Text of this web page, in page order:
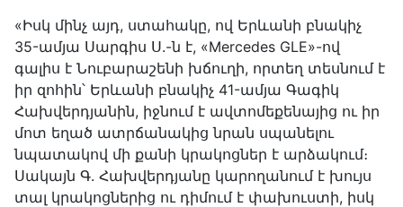
«Իսկ մինչ այդ, ստահակը, ով Երևանի բնակիչ
35-ամյա Սարգիս Ս.-ն է, «Mercedes GLE»-ով
գալիս է Նուբարաշենի խճուղի, որտեղ տեսնում է
իր զոհին՝ Երևանի բնակիչ 41-ամյա Գագիկ
Հախվերդյանին, իջնում է ավտոմեքենայից ու իր
մոտ եղած ատրճանակից նրան սպանելու
նպատակով մի քանի կրակոցներ է արձակում։
Սակայն Գ․ Հախվերդյանը կարողանում է խույս
տալ կրակոցներից ու դիմում է փախուստի, իսկ